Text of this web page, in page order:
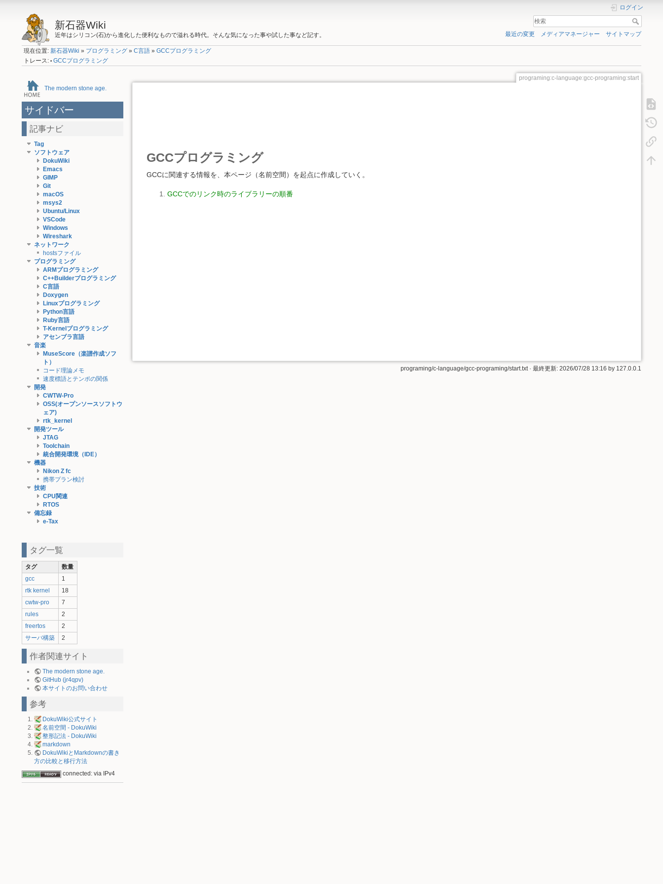
新石器Wiki
近年はシリコン(石)から進化した便利なもので溢れる時代。そんな気になった事や試した事など記す。
ログイン
最近の変更 メディアマネージャー サイトマップ
現在位置:新石器Wiki » プログラミング »C言語 »GCCプログラミング
トレース: • GCCプログラミング
The modern stone age.
サイドバー
記事ナビ
Tag
ソフトウェア
DokuWiki
Emacs
GIMP
Git
macOS
msys2
Ubuntu/Linux
VSCode
Windows
Wireshark
ネットワーク
hostsファイル
プログラミング
ARMプログラミング
C++Builderプログラミング
C言語
Doxygen
Linuxプログラミング
Python言語
Ruby言語
T-Kernelプログラミング
アセンブラ言語
音楽
MuseScore（楽譜作成ソフ
ト）
コード理論メモ
速度標語とテンポの関係
開発
CWTW-Pro
OSS(オープンソースソフトウ
ェア)
rtk_kernel
開発ツール
JTAG
Toolchain
統合開発環境（IDE）
機器
Nikon Z fc
携帯プラン検討
技術
CPU関連
RTOS
備忘録
e-Tax
タグ一覧
タグ
数量
gcc
1
rtk kernel
18
cwtw-pro
7
rules
2
freertos
2
サーバ構築
2
作者関連サイト
The modern stone age.
GitHub (jr4qpv)
本サイトのお問い合わせ
参考
DokuWiki公式サイト
名前空間 - DokuWiki
整形記法 - DokuWiki
markdown
DokuWikiとMarkdownの書き
方の比較と移行方法
connected: via IPv4
programing:c-language:gcc-programing:start
GCCプログラミング
GCCに関連する情報を、本ページ（名前空間）を起点に作成していく。
GCCでのリンク時のライブラリーの順番
programing/c-language/gcc-programing/start.txt · 最終更新: 2026/07/28 13:16 by 127.0.0.1